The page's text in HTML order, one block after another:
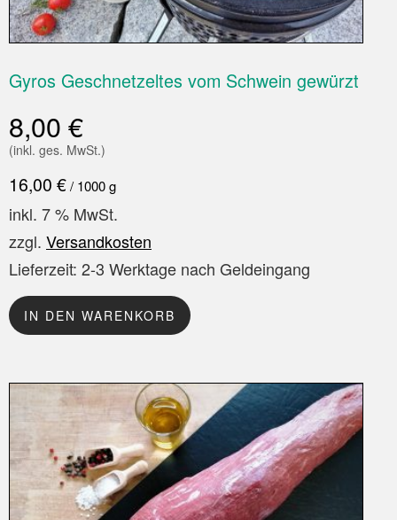
Gyros Geschnetzeltes vom Schwein gewürzt
8,00 €
(inkl. ges. MwSt.)
16,00 €/ 1000g
inkl. 7 % MwSt.
zzgl. Versandkosten
Lieferzeit: 2-3 Werktage nach Geldeingang
IN DEN WARENKORB